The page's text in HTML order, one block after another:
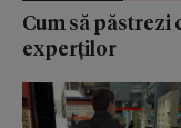
Cum să păstrezi
experților